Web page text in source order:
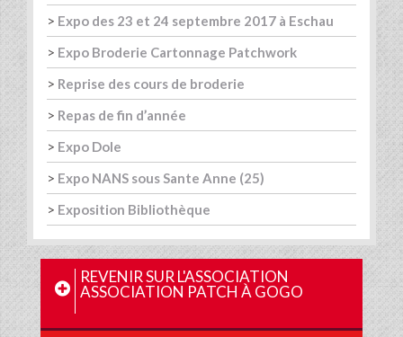
> Expo des 23 et 24 septembre 2017 à Eschau
> Expo Broderie Cartonnage Patchwork
> Reprise des cours de broderie
> Repas de fin d’année
> Expo Dole
> Expo NANS sous Sante Anne (25)
> Exposition Bibliothèque
REVENIR SUR L'ASSOCIATION
ASSOCIATION PATCH À GOGO